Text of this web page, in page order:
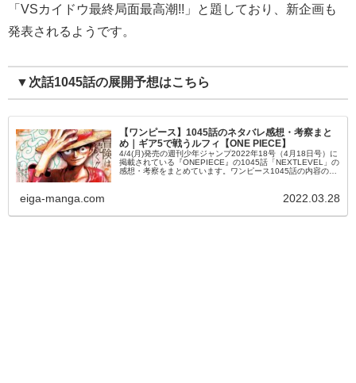
「VSカイドウ最終局面最高潮!!」と題しており、新企画も
発表されるようです。
▼次話1045話の展開予想はこちら
【ワンピース】1045話のネタバレ感想・考察まと
め｜ギア5で戦うルフィ【ONE PIECE】
4/4(月)発売の週刊少年ジャンプ2022年18号（4月18日号）に
掲載されている『ONEPIECE』の1045話「NEXTLEVEL」の
感想・考察をまとめています。ワンピース1045話の内容のネ
eiga-manga.com 2022.03.28